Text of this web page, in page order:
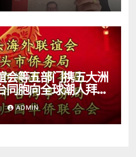
会等五部门携五大洲
同胞向全球潮人拜
ADMIN